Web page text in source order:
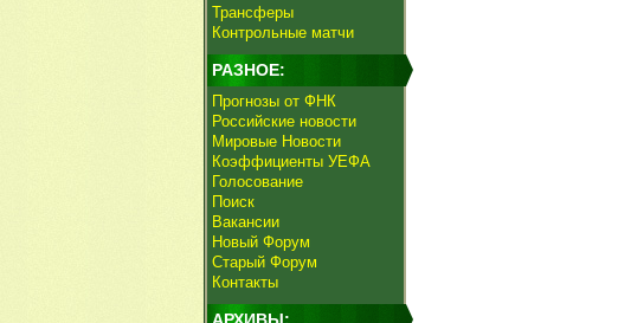
Трансферы
Контрольные матчи
РАЗНОЕ:
Прогнозы от ФНК
Российские новости
Мировые Новости
Коэффициенты УЕФА
Голосование
Поиск
Вакансии
Новый Форум
Старый Форум
Контакты